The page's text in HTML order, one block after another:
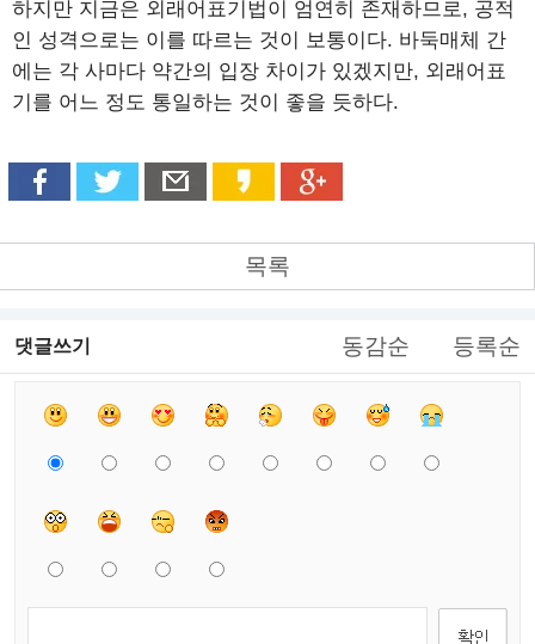
하지만 지금은 외래어표기법이 엄연히 존재하므로, 공적
인 성격으로는 이를 따르는 것이 보통이다. 바둑매체 간
에는 각 사마다 약간의 입장 차이가 있겠지만, 외래어표
기를 어느 정도 통일하는 것이 좋을 듯하다.
목록
댓글쓰기 동감순 등록순